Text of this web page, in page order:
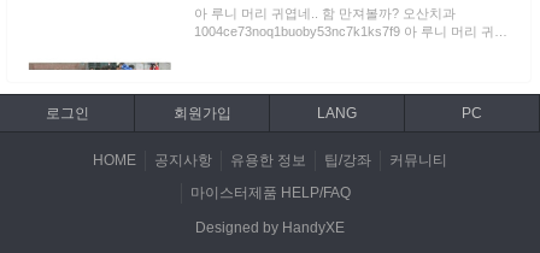
아 루니 머리 귀엽네.. 함 만져볼까? 오산치과
1004ce73noq1buoby53nc7k1ks7f9 아 루니 머리 귀엽
로그인 회원가입 LANG PC
HOME 공지사항 유용한 정보 팁/강좌
커뮤니티
마이스터제품 HELP/FAQ
Designed by HandyXE